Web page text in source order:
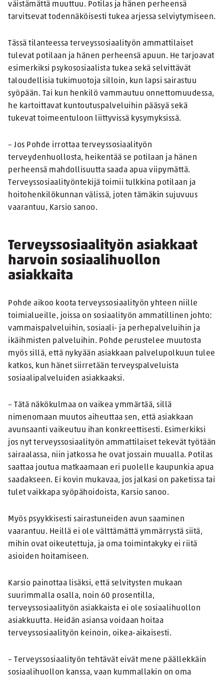
väistämättä muuttuu. Potilas ja hänen perheensä
tarvitsevat todennäköisesti tukea arjessa selviytymiseen.
Tässä tilanteessa terveyssosiaalityön ammattilaiset
tulevat potilaan ja hänen perheensä apuun. He tarjoavat
esimerkiksi psykososiaalista tukea sekä selvittävät
taloudellisia tukimuotoja silloin, kun lapsi sairastuu
syöpään. Tai kun henkilö vammautuu onnettomuudessa,
he kartoittavat kuntoutuspalveluihin pääsyä sekä
tukevat toimeentuloon liittyvissä kysymyksissä.
– Jos Pohde irrottaa terveyssosiaalityön
terveydenhuollosta, heikentää se potilaan ja hänen
perheensä mahdollisuutta saada apua viipymättä.
Terveyssosiaalityöntekijä toimii tulkkina potilaan ja
hoitohenkilökunnan välissä, joten tämäkin sujuvuus
vaarantuu, Karsio sanoo.
Terveyssosiaalityön asiakkaat
harvoin sosiaalihuollon
asiakkaita
Pohde aikoo koota terveyssosiaalityön yhteen niille
toimialueille, joissa on sosiaalityön ammatillinen johto:
vammaispalveluihin, sosiaali- ja perhepalveluihin ja
ikäihmisten palveluihin. Pohde perustelee muutosta
myös sillä, että nykyään asiakkaan palvelupolkuun tulee
katkos, kun hänet siirretään terveyspalveluista
sosiaalipalveluiden asiakkaaksi.
– Tätä näkökulmaa on vaikea ymmärtää, sillä
nimenomaan muutos aiheuttaa sen, että asiakkaan
avunsaanti vaikeutuu ihan konkreettisesti. Esimerkiksi
jos nyt terveyssosiaalityön ammattilaiset tekevät työtään
sairaalassa, niin jatkossa he ovat jossain muualla. Potilas
saattaa joutua matkaamaan eri puolelle kaupunkia apua
saadakseen. Ei kovin mukavaa, jos jalkasi on paketissa tai
tulet vaikkapa syöpähoidoista, Karsio sanoo.
Myös psyykkisesti sairastuneiden avun saaminen
vaarantuu. Heillä ei ole välttämättä ymmärrystä siitä,
mihin ovat oikeutettuja, ja oma toimintakyky ei riitä
asioiden hoitamiseen.
Karsio painottaa lisäksi, että selvitysten mukaan
suurimmalla osalla, noin 60 prosentilla,
terveyssosiaalityön asiakkaista ei ole sosiaalihuollon
asiakkuutta. Heidän asiansa voidaan hoitaa
terveyssosiaalityön keinoin, oikea-aikaisesti.
– Terveyssosiaalityön tehtävät eivät mene päällekkäin
sosiaalihuollon kanssa, vaan kummallakin on oma